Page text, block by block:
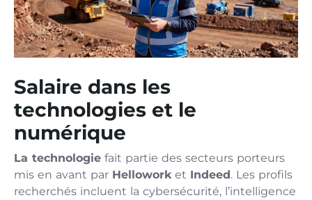
Salaire dans les
technologies et le
numérique
La technologie fait partie des secteurs porteurs
mis en avant par Helloworket Indeed. Les profils
recherchés incluent la cybersécurité, l’intelligence